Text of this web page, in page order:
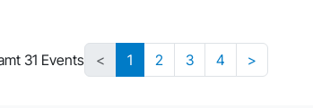
31 Events < 1 2 3 4 >